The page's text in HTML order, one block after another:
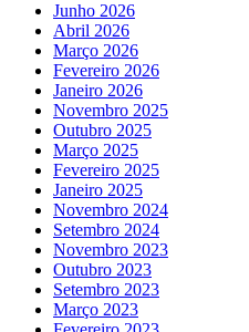
Junho 2026
Abril 2026
Março 2026
Fevereiro 2026
Janeiro 2026
Novembro 2025
Outubro 2025
Março 2025
Fevereiro 2025
Janeiro 2025
Novembro 2024
Setembro 2024
Novembro 2023
Outubro 2023
Setembro 2023
Março 2023